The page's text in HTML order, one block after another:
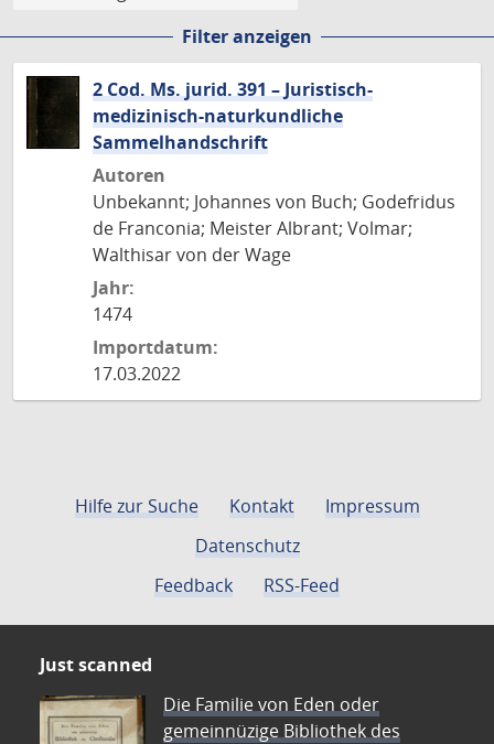
Filter anzeigen
2 Cod. Ms. jurid. 391 – Juristisch-
medizinisch-naturkundliche
Sammelhandschrift
Autoren
Unbekannt; Johannes von Buch; Godefridus
de Franconia; Meister Albrant; Volmar;
Walthisar von der Wage
Jahr:
1474
Importdatum:
17.03.2022
Hilfe zur Suche Kontakt
Impressum
Datenschutz
Feedback
RSS-Feed
Just scanned
Die Familie von Eden oder
gemeinnüzige Bibliothek des